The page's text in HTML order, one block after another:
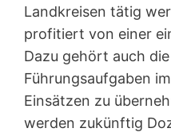
Landkreisen tätig
profitiert von einer
Dazu gehört auch
Führungsaufgaben
Einsätzen zu
werden zukünftig